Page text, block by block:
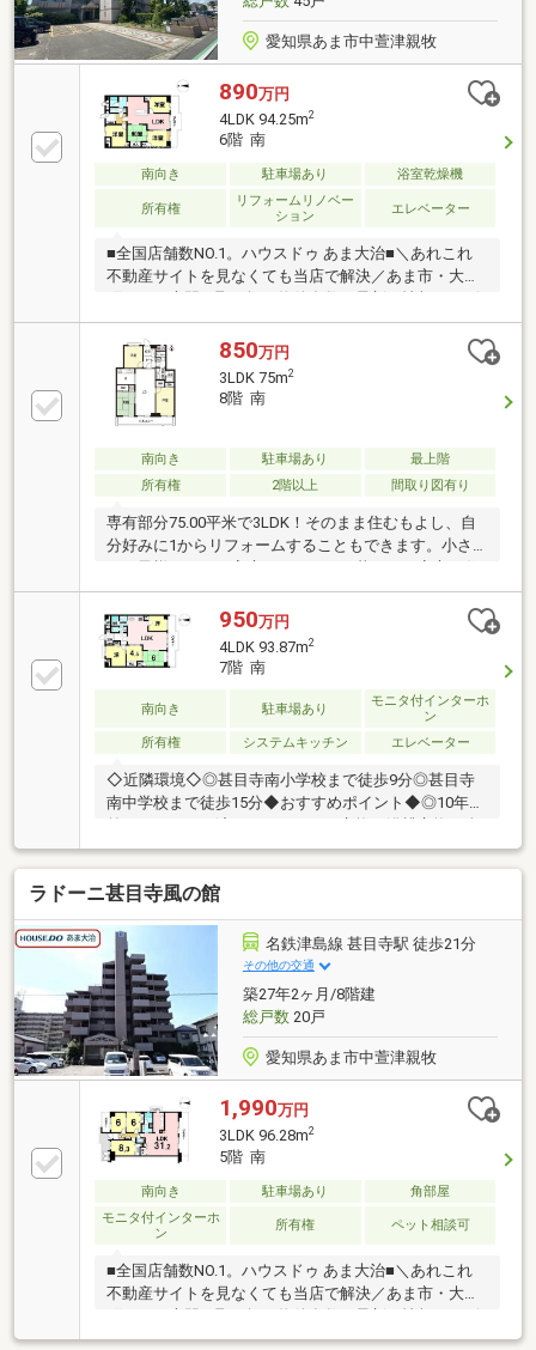
い合わせください。
愛知県あま市中萱津親牧
890万円
4LDK 94.25m2
6階 南
南向き 駐車場あり 浴室乾燥機
所有権
リフォームリノベー
ション
エレベーター
■全国店舗数NO.1。ハウスドゥ あま大治■＼あれこれ
不動産サイトを見なくても当店で解決／あま市・大治
ーディーにお届け。ネットに掲載していない物件は店
頭でご紹介いたします。◆甚目寺南小学校/甚目寺南中
学校◆比較的、きれいな状態で使用されています◆食
洗器内蔵キッチン◆玄関網戸付き◆全居室収納でスッ
キリ♪※写真をクリックすると、詳細をご覧いただけま
850万円
3LDK 75m2
8階 南
南向き 駐車場あり
最上階
所有権
2階以上 間取り図有り
専有部分75.00平米で3LDK！そのまま住むもよし、自
分好みに1からリフォームすることもできます。小さ
環境です。■弊社では建築部門も併設しております。
物件購入からリフォームまで窓口を一本化すること
で、ご要望の共有がスムーズになり、資金計画やお引
渡し後の工事相談まで安心してお任せいただけます。
約1050ｍ大花保育園 約750ｍコノミヤ甚目寺店 約
940ｍクリエイトSD愛知甚目寺店 約350ｍセブンイ
レブンあま中萱津店 約270ｍ山伏公園 約900ｍ
950万円
4LDK 93.87m2
7階 南
南向き 駐車場あり
モニタ付インターホ
ン
所有権
システムキッチン エレベーター
◇近隣環境◇◎甚目寺南小学校まで徒歩9分◎甚目寺
南中学校まで徒歩15分◆おすすめポイント◆◎10年程
室床・フローリング・クロス貼替、4.5帖の和室→洋室
に変更）◎7階につき眺望良好！◎駐車場 1住戸1台
確保！◎水周りはユーティリティで家事作業を効率化
♪▼▼ハウスドゥ 清須はここがつよい！▼▼地元密
着、清須市・あま市のことならお任せください♪経験
豊富なスタッフがご提案♪住宅ローンや保険、不動産
に関する税金や法律、その他各種手続きのことなどお
気軽にご相談ください。キッズスペース完備♪小さな
お子様連れのお客様でもゆっくり話をして
ラドーニ甚目寺風の館
名鉄津島線 甚目寺駅 徒歩21分
その他の交通
築27年2ヶ月/8階建
総戸数20戸
愛知県あま市中萱津親牧
1,990万円
3LDK 96.28m2
5階 南
南向き 駐車場あり
角部屋
モニタ付インターホ
ン
所有権 ペット相談可
■全国店舗数NO.1。ハウスドゥ あま大治■＼あれこれ
不動産サイトを見なくても当店で解決／あま市・大治
ーディーにお届け。ネットに掲載していない物件は店